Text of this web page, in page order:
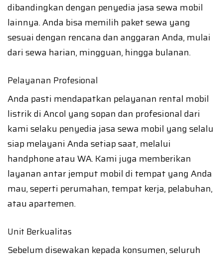
dibandingkan dengan penyedia jasa sewa mobil
lainnya. Anda bisa memilih paket sewa yang
sesuai dengan rencana dan anggaran Anda, mulai
dari sewa harian, mingguan, hingga bulanan.
Pelayanan Profesional
Anda pasti mendapatkan pelayanan rental mobil
listrik di Ancol yang sopan dan profesional dari
kami selaku penyedia jasa sewa mobil yang selalu
siap melayani Anda setiap saat, melalui
handphone atau WA. Kami juga memberikan
layanan antar jemput mobil di tempat yang Anda
mau, seperti perumahan, tempat kerja, pelabuhan,
atau apartemen.
Unit Berkualitas
Sebelum disewakan kepada konsumen, seluruh